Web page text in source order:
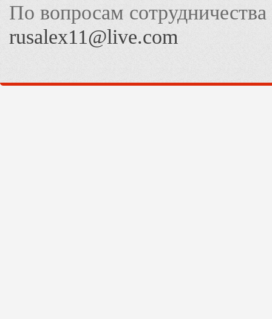
По вопросам
rusalex11@live.com